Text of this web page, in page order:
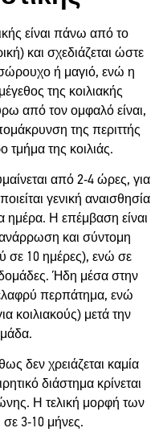
είναι πάνω από το
και σχεδιάζεται ώστε
ή μαγιό, ενώ η
της κοιλιακής
από τον ομφαλό είναι,
της περιττής
τμήμα της κοιλιάς.
από 2-4 ώρες, για
γενική αναισθησία
ημέρα. Η επέμβαση είναι
και σύντομη
σε 10 ημέρες), ενώ σε
Ήδη μέσα στην
περπάτημα, ενώ
κοιλιακούς) μετά την
δεν χρειάζεται καμία
διάστημα κρίνεται
Η τελική μορφή των
3-10 μήνες.